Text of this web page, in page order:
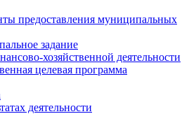
предоставления муниципальных
задание
хозяйственной деятельности
целевая программа
деятельности